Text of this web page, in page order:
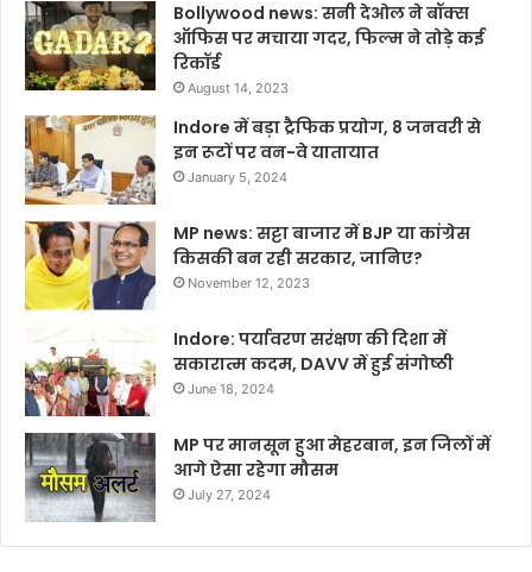
Bollywood news: सनी देओल ने बॉक्स
ऑफिस पर मचाया गदर, फिल्म ने तोड़े कई
रिकॉर्ड
August 14, 2023
Indore में बड़ा ट्रैफिक प्रयोग, 8 जनवरी से
इन रूटों पर वन-वे यातायात
January 5, 2024
MP news: सट्टा बाजार में BJP या कांग्रेस
किसकी बन रही सरकार, जानिए?
November 12, 2023
Indore: पर्यावरण सरंक्षण की दिशा में
सकारात्म कदम, DAVV में हुई संगोष्ठी
June 18, 2024
MP पर मानसून हुआ मेहरबान, इन जिलों में
आगे ऐसा रहेगा मौसम
July 27, 2024